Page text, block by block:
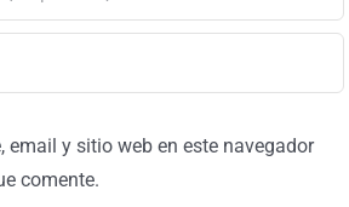
email y sitio web en este navegador
comente.